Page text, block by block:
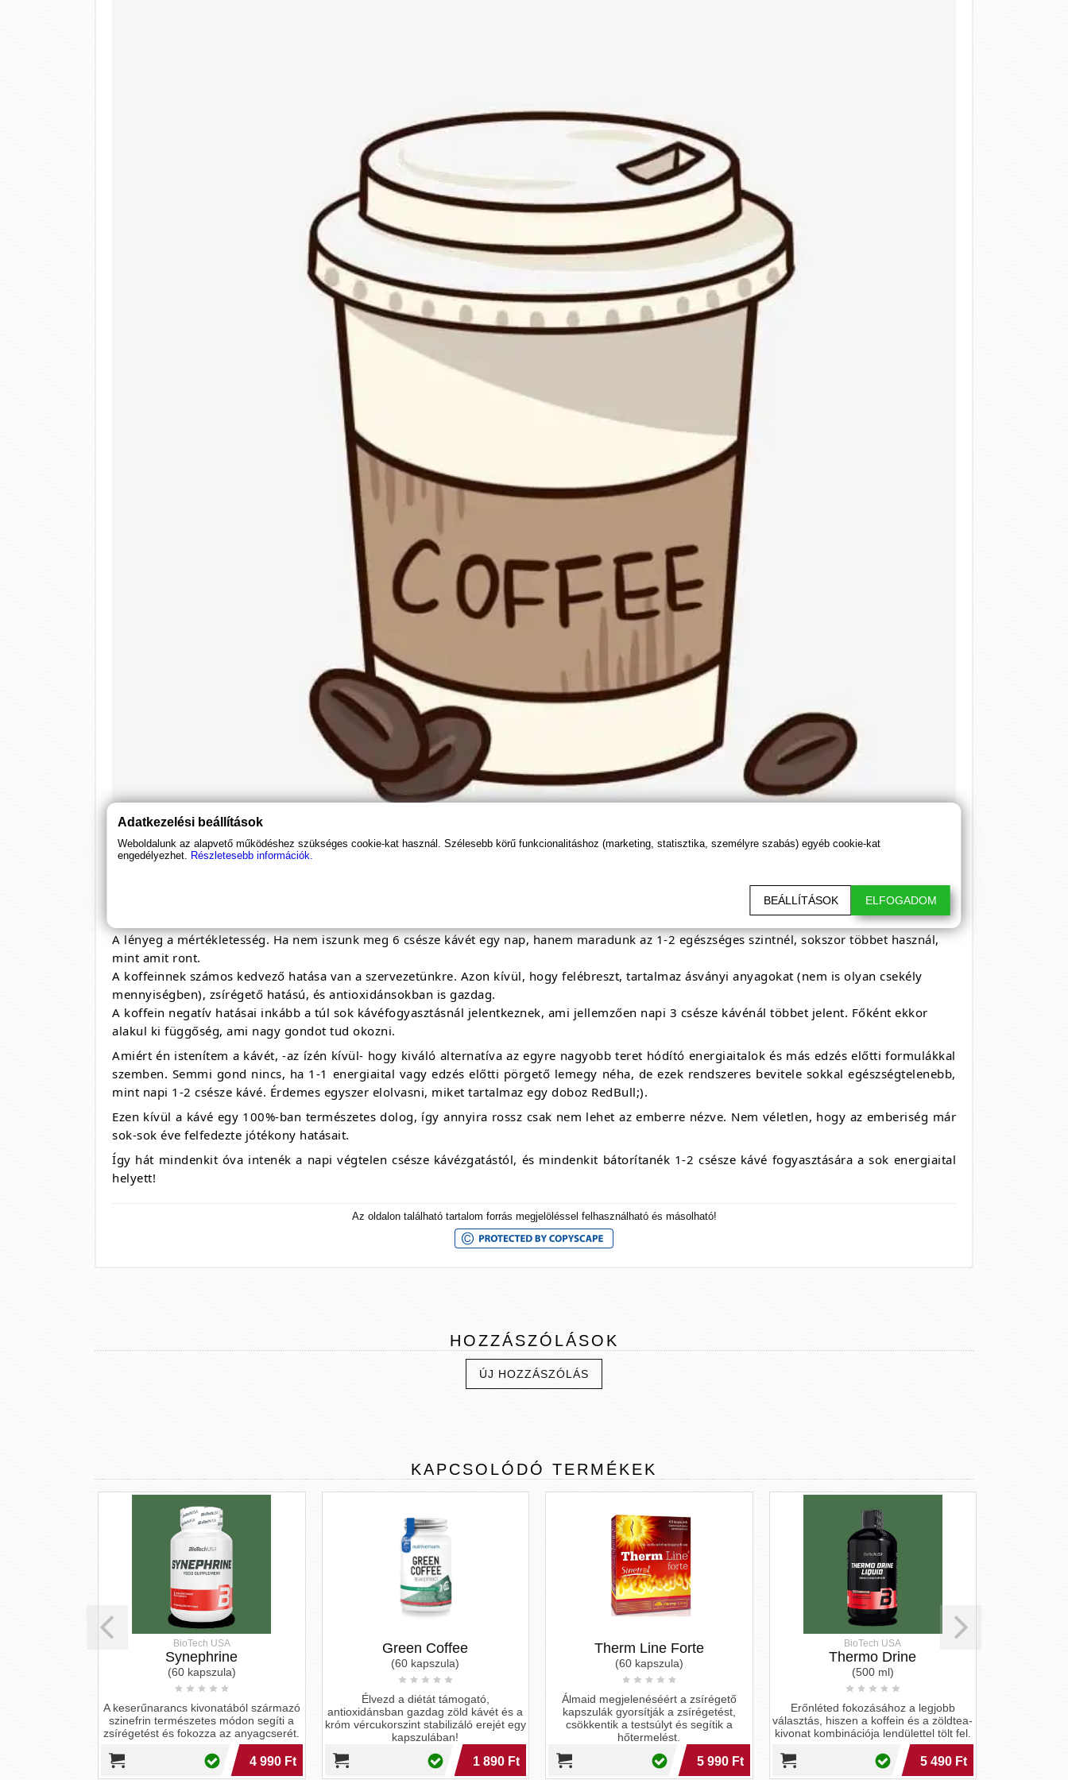
Úgy tűnik, sajnos igen, de ez nem jelenti azt, hogy a kávé egészségtelen lenne. Bár ugyanúgy addiktív hatású mint a különböző kábítószerek,
A lényeg a mértékletesség. Ha nem iszunk meg 6 csésze kávét egy nap, hanem maradunk az 1-2 egészséges szintnél, sokszor többet használ,
mint amit ront.
A koffeinnek számos kedvező hatása van a szervezetünkre. Azon kívül, hogy felébreszt, tartalmaz ásványi anyagokat (nem is olyan csekély
mennyiségben), zsírégető hatású, és antioxidánsokban is gazdag.
A koffein negatív hatásai inkább a túl sok kávéfogyasztásnál jelentkeznek, ami jellemzően napi 3 csésze kávénál többet jelent. Főként ekkor
alakul ki függőség, ami nagy gondot tud okozni.
Amiért én istenítem a kávét, -az ízén kívül- hogy kiváló alternatíva az egyre nagyobb teret hódító energiaitalok és más edzés előtti formulákkal
szemben. Semmi gond nincs, ha 1-1 energiaital vagy edzés előtti pörgető lemegy néha, de ezek rendszeres bevitele sokkal egészségtelenebb,
mint napi 1-2 csésze kávé. Érdemes egyszer elolvasni, miket tartalmaz egy doboz RedBull;).
Ezen kívül a kávé egy 100%-ban természetes dolog, így annyira rossz csak nem lehet az emberre nézve. Nem véletlen, hogy az emberiség már
sok-sok éve felfedezte jótékony hatásait.
Így hát mindenkit óva intenék a napi végtelen csésze kávézgatástól, és mindenkit bátorítanék 1-2 csésze kávé fogyasztására a sok energiaital
helyett!
Az oldalon található tartalom forrás megjelöléssel felhasználható és másolható!
HOZZÁSZÓLÁSOK
ÚJ HOZZÁSZÓLÁS
KAPCSOLÓDÓ TERMÉKEK
BioTech USA
Synephrine
(60 kapszula)
A keserűnarancs kivonatából származó
szinefrin természetes módon segíti a
zsírégetést és fokozza az anyagcserét.
4 990 Ft
Green Coffee
(60 kapszula)
Élvezd a diétát támogató,
antioxidánsban gazdag zöld kávét és a
króm vércukorszint stabilizáló erejét egy
kapszulában!
1 890 Ft
Therm Line Forte
(60 kapszula)
Álmaid megjelenéséért a zsírégető
kapszulák gyorsítják a zsírégetést,
csökkentik a testsúlyt és segítik a
hőtermelést.
5 990 Ft
BioTech USA
Thermo Drine
(500 ml)
Erőnléted fokozásához a legjobb
választás, hiszen a koffein és a zöldtea-
kivonat kombinációja lendülettel tölt fel.
5 490 Ft
Adatkezelési beállítások
Weboldalunk az alapvető működéshez szükséges cookie-kat használ. Szélesebb körű funkcionalitáshoz (marketing, statisztika, személyre szabás) egyéb cookie-kat
engedélyezhet. Részletesebb információk.
BEÁLLÍTÁSOK ELFOGADOM